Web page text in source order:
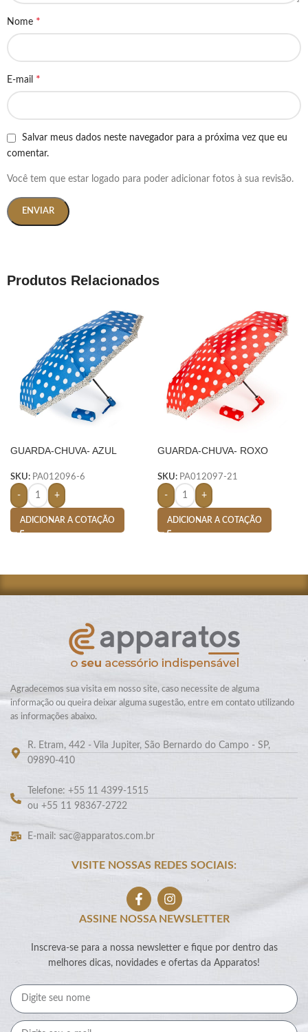
Nome *
E-mail *
Salvar meus dados neste navegador para a próxima vez que eu
comentar.
Você tem que estar logado para poder adicionar fotos à sua revisão.
Produtos Relacionados
GUARDA-CHUVA- AZUL
SKU: PA012096-6
- +
ADICIONAR A COTAÇÃO
GUARDA-CHUVA- ROXO
SKU: PA012097-21
- +
ADICIONAR A COTAÇÃO
Agradecemos sua visita em nosso site, caso necessite de alguma
informação ou queira deixar alguma sugestão, entre em contato utilizando
as informações abaixo.
R. Etram, 442 - Vila Jupiter, São Bernardo do Campo - SP,
09890-410
Telefone: +55 11 4399-1515
ou +55 11 98367-2722
E-mail: sac@apparatos.com.br
VISITE NOSSAS REDES SOCIAIS:
ASSINE NOSSA NEWSLETTER
Inscreva-se para a nossa newsletter e fique por dentro das
melhores dicas, novidades e ofertas da Apparatos!